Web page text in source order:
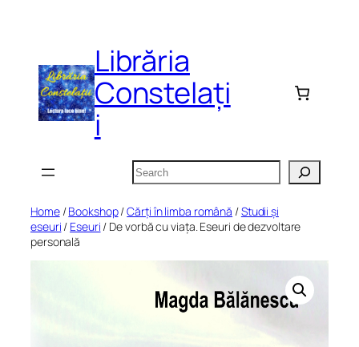
Librăria
Constelați
i
Search
Home/Bookshop/Cărți în limba română /Studii și
eseuri / Eseuri / De vorbă cu viața. Eseuri de dezvoltare
personală